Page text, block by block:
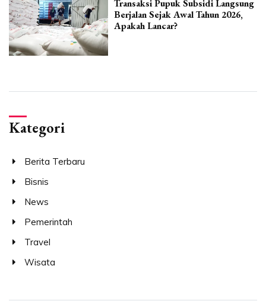
Transaksi Pupuk Subsidi Langsung
Berjalan Sejak Awal Tahun 2026,
Apakah Lancar?
Kategori
Berita Terbaru
Bisnis
News
Pemerintah
Travel
Wisata